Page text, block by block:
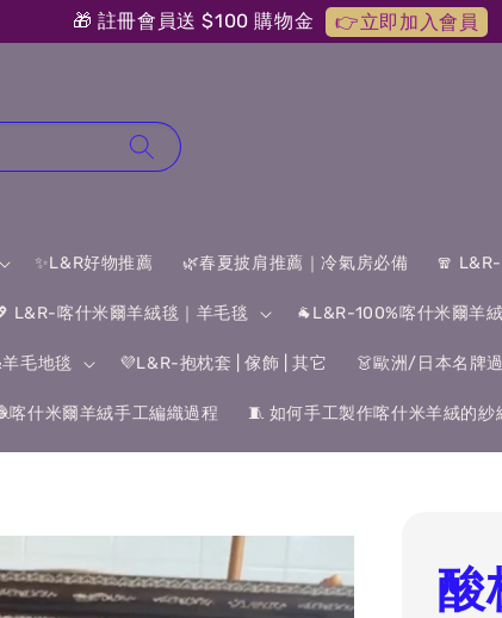
🎁 註冊會員送 $100 購物金 👉立即加入會員
✨L&R好物推薦 🌿春夏披肩推薦｜冷氣房必備 🧣
L&R-喀什米爾羊絨毯｜羊毛毯 🐐L&R-100%喀什米爾羊
毛地毯 💜L&R-抱枕套 | 傢飾 | 其它 👗歐洲/日本名牌
喀什米爾羊絨手工編織過程 🧵 如何手工製作喀什米羊絨的紗
酸